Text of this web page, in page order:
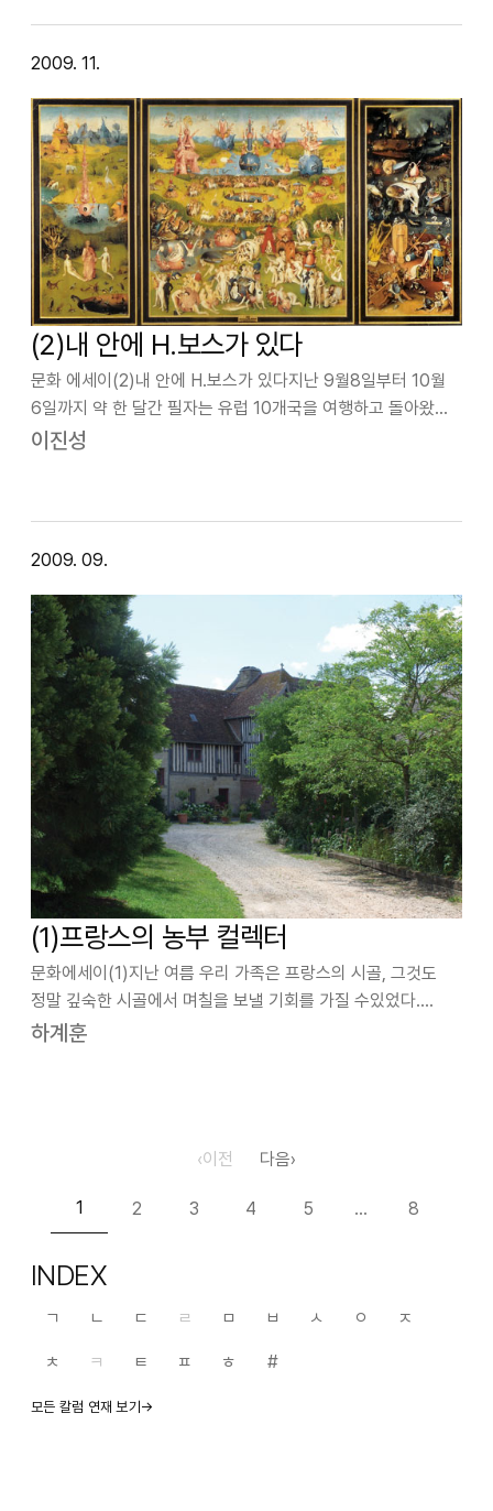
2009. 11.
(2)내 안에 H.보스가 있다
문화 에세이(2)내 안에 H.보스가 있다지난 9월8일부터 10월
6일까지 약 한 달간 필자는 유럽 10개국을 여행하고 돌아왔다.
이런 장기여행은 대학 때 배낭여행이후 처음이었다. 직접적으로
이진성
2009. 09.
(1)프랑스의 농부 컬렉터
문화에세이(1)지난 여름 우리 가족은 프랑스의 시골, 그것도
정말 깊숙한 시골에서 며칠을 보낼 기회를 가질 수있었다.
농가의 사방으로 드문드문 보이는 집 이외에는 밀밭과
하계훈
‹이전
1 2 3 4 5 … 8
다음›
INDEX
ㄱ ㄴ ㄷ ㄹ ㅁ ㅂ ㅅ ㅇ ㅈ
ㅊ ㅋ ㅌ ㅍ ㅎ #
모든 칼럼 연재 보기→